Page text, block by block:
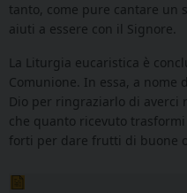
tanto, come pure cantare un
aiuti a essere con il Signore.
La Liturgia eucaristica è
Comunione. In essa, a nome
Dio per ringraziarlo di averci
che quanto ricevuto trasformi
forti per dare frutti di buone